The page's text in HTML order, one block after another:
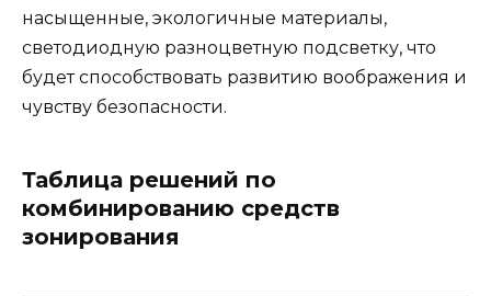
насыщенные, экологичные материалы,
светодиодную разноцветную подсветку, что
будет способствовать развитию воображения и
чувству безопасности.
Таблица решений по
комбинированию средств
зонирования